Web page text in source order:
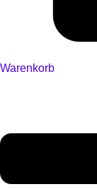
Warenkorb